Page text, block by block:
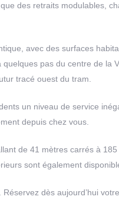
des retraits modulables,
avec des surfaces
pas du centre de la
tracé ouest du tram.
un niveau de service
depuis chez vous.
de 41 mètres carrés à
sont également
dès aujourd’hui